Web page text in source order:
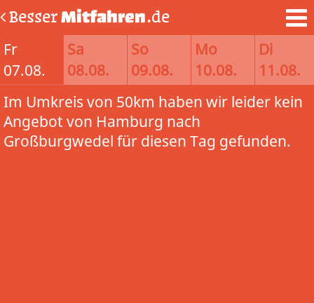
BesserMitfahren.de
Fr
07.08.
Sa
08.08.
So
09.08.
Mo
10.08.
Di
11.08.
Im Umkreis von 50km haben wir leider kein
Angebot von Hamburg nach
Großburgwedel für diesen Tag gefunden.